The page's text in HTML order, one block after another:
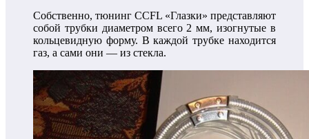
Собственно, тюнинг CCFL «Глазки» представляют
собой трубки диаметром всего 2 мм, изогнутые в
кольцевидную форму. В каждой трубке находится
газ, а сами они — из стекла.